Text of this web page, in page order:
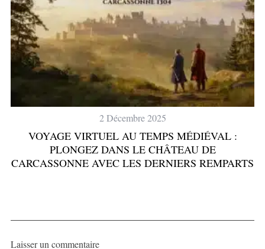
2 Décembre 2025
VOYAGE VIRTUEL AU TEMPS MÉDIÉVAL :
PLONGEZ DANS LE CHÂTEAU DE
CARCASSONNE AVEC LES DERNIERS REMPARTS
Laisser un commentaire